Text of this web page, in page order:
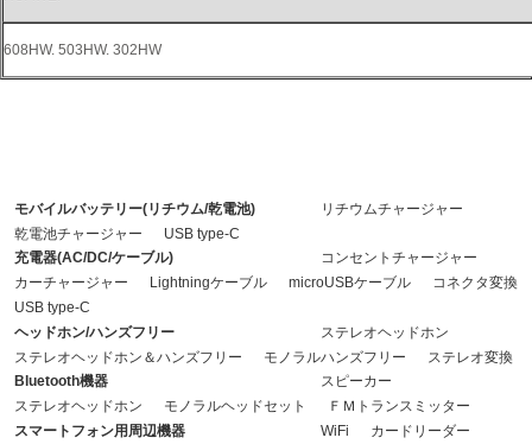
608HW. 503HW. 302HW
モバイルバッテリー(リチウム/乾電池)
リチウムチャージャー
乾電池チャージャー
USB type-C
充電器(AC/DC/ケーブル)
コンセントチャージャー
カーチャージャー
Lightningケーブル microUSBケーブル
コネクタ変換
USB type-C
ヘッドホン/ハンズフリー
ステレオヘッドホン
ステレオヘッドホン＆ハンズフリー
モノラルハンズフリー
ステレオ変換
Bluetooth機器
スピーカー
ステレオヘッドホン
モノラルヘッドセット
ＦＭトランスミッター
スマートフォン用周辺機器
WiFi
カードリーダー